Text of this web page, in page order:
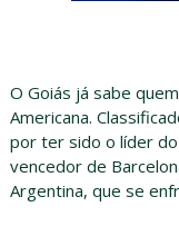
O Goiás já sabe
Americana.
por ter sido o líder
vencedor de
Argentina, que se